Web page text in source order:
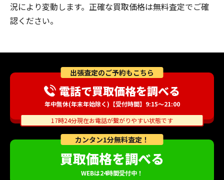
況により変動します。正確な買取価格は無料査定でご確
認ください。
カンタン1分無料査定！
買取価格を調べる
WEBは24時間受付中！
出張査定のご予約もこちら
電話で買取価格を調べる
年中無休(年末年始除く)【受付時間】9:15～21:00
17時24分現在お電話が繋がりやすい状態です